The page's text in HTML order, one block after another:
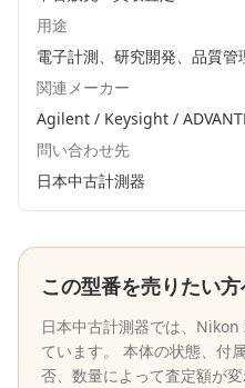
用途
電子計測、研究開発、品質管
関連メーカー
Agilent / Keysight /
問い合わせ先
日本中古計測器
この型番を売りたい
日本中古計測器では、 Nikon
ています。 本体の状態、付
否、数量によって査定額が